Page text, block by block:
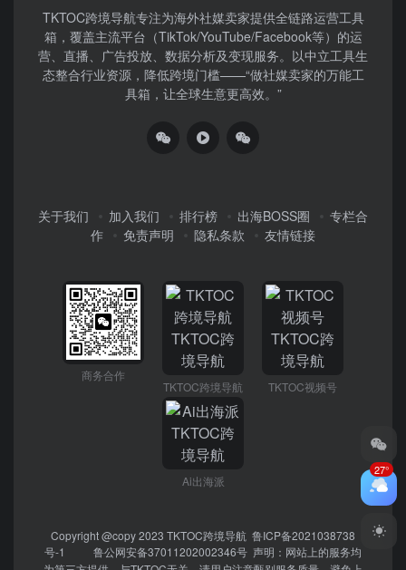
TKTOC跨境导航​专注为海外社媒卖家提供全链路运营工具
箱，覆盖主流平台（TikTok/YouTube/Facebook等）​的运
营、直播、广告投放、数据分析及变现服务。以中立工具生
态整合行业资源，降低跨境门槛——“做社媒卖家的万能工
具箱，让全球生意更高效。”
关于我们 加入我们 排行榜 出海BOSS圈
专栏合
作
免责声明 隐私条款 友情链接
商务合作
TKTOC跨境导航 TKTOC视频号
Ai出海派
Copyright @copy 2023 TKTOC跨境导航 鲁ICP备2021038738
号-1
鲁公网安备37011202002346号 声明：网站上的服务均
27°